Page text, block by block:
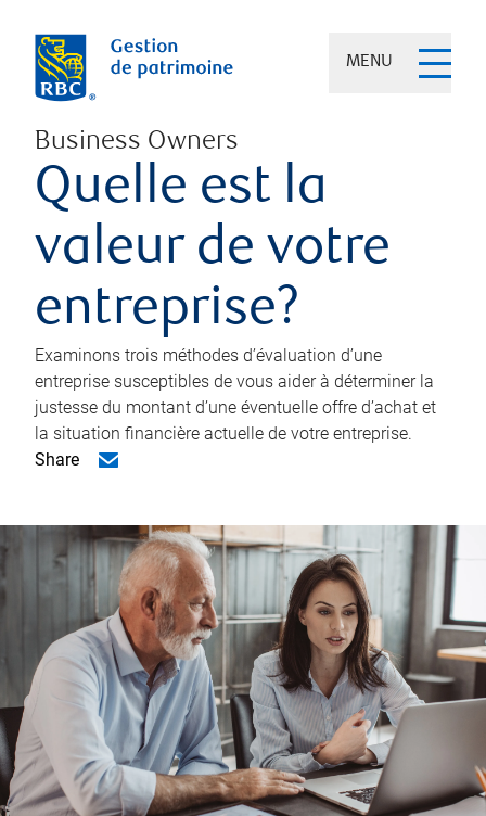
MENU
Business Owners
Quelle est la
valeur de votre
entreprise?
Examinons trois méthodes d’évaluation d’une
entreprise susceptibles de vous aider à déterminer la
justesse du montant d’une éventuelle offre d’achat et
la situation financière actuelle de votre entreprise.
Share